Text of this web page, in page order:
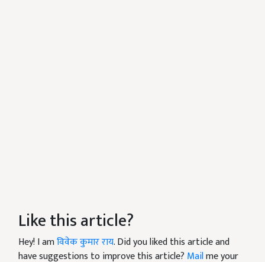
Like this article?
Hey! I amविवेक कुमार राय. Did you liked this article and
have suggestions to improve this article? Mailme your